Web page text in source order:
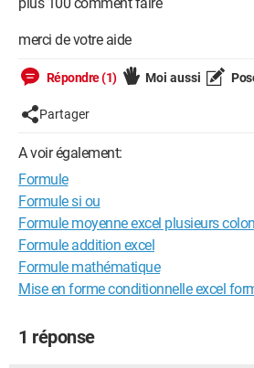
merci de votre aide
Répondre (1) Moi aussi
Partager
A voir également:
Formule
Formule si ou
Formule moyenne excel plusieurs
Formule addition excel
Formule mathématique
Mise en forme conditionnelle excel
1 réponse